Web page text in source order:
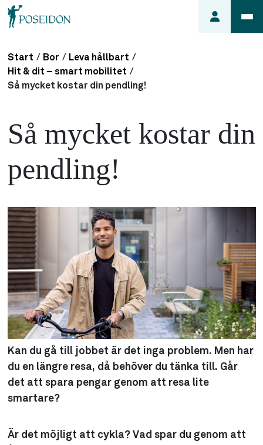
om
lägenhet
Start / Bor / Leva hållbart /
Hit & dit – smart mobilitet /
Så mycket kostar din pendling!
Så mycket kostar din
pendling!
Kan du gå till jobbet är det inga problem. Men har
du en längre resa, då behöver du tänka till. Går
det att spara pengar genom att resa lite
smartare?
Är det möjligt att cykla? Vad spar du genom att